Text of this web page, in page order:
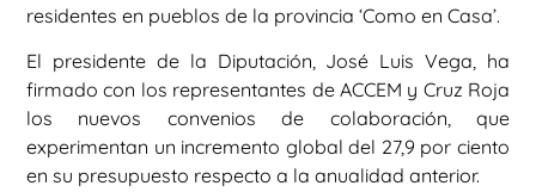
residentes en pueblos de la provincia ‘Como en Casa’.
El presidente de la Diputación, José Luis Vega, ha
firmado con los representantes de ACCEM y Cruz Roja
los nuevos convenios de colaboración, que
experimentan un incremento global del 27,9 por ciento
en su presupuesto respecto a la anualidad anterior.